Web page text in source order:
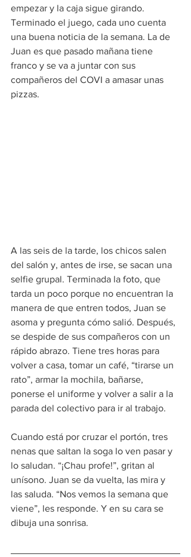
empezar y la caja sigue girando.
Terminado el juego, cada uno cuenta
una buena noticia de la semana. La de
Juan es que pasado mañana tiene
franco y se va a juntar con sus
compañeros del COVI a amasar unas
pizzas.
A las seis de la tarde, los chicos salen
del salón y, antes de irse, se sacan una
selfie grupal. Terminada la foto, que
tarda un poco porque no encuentran la
manera de que entren todos, Juan se
asoma y pregunta cómo salió. Después,
se despide de sus compañeros con un
rápido abrazo. Tiene tres horas para
volver a casa, tomar un café, “tirarse un
rato”, armar la mochila, bañarse,
ponerse el uniforme y volver a salir a la
parada del colectivo para ir al trabajo.
Cuando está por cruzar el portón, tres
nenas que saltan la soga lo ven pasar y
lo saludan. “¡Chau profe!”, gritan al
unísono. Juan se da vuelta, las mira y
las saluda. “Nos vemos la semana que
viene”, les responde. Y en su cara se
dibuja una sonrisa.